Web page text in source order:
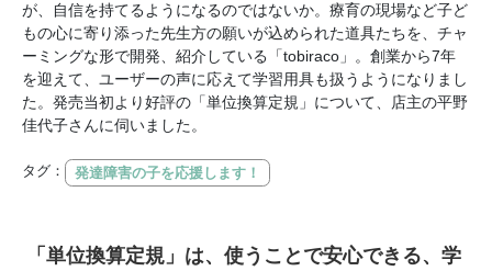
が、自信を持てるようになるのではないか。療育の現場など子ど
もの心に寄り添った先生方の願いが込められた道具たちを、チャ
ーミングな形で開発、紹介している「tobiraco」。創業から7年
を迎えて、ユーザーの声に応えて学習用具も扱うようになりまし
た。発売当初より好評の「単位換算定規」について、店主の平野
佳代子さんに伺いました。
タグ： 発達障害の子を応援します！
「単位換算定規」は、使うことで安心できる、学